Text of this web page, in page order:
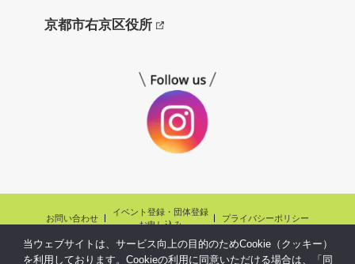
京都市右京区役所
お問い合わせ
イベント登録・団体登録
お申し込み
プライバシーポリシー
Copyright©ukyo fanclubnet.,Ltd.All Rights reserved.
当ウェブサイトは、サービス向上の目的のためCookie（クッキー）
を利用しております。Cookieの利用に同意いただける場合は、「同